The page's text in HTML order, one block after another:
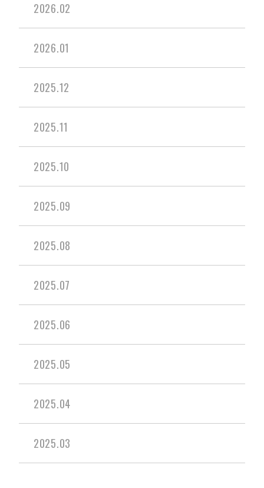
2026.02
2026.01
2025.12
2025.11
2025.10
2025.09
2025.08
2025.07
2025.06
2025.05
2025.04
2025.03